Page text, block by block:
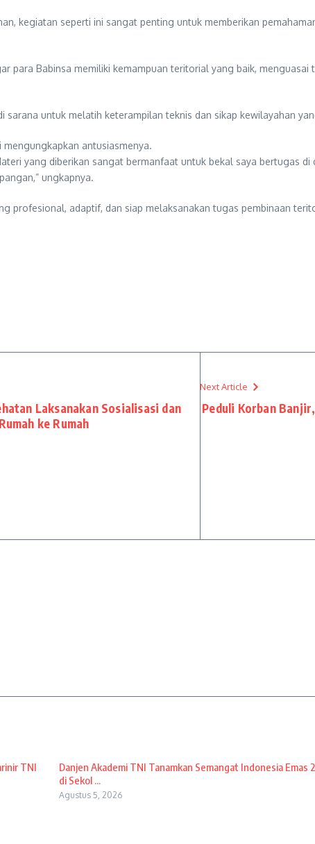
kegiatan seperti ini sangat penting untuk memberikan
para Babinsa memiliki kemampuan teritorial yang baik,
untuk melatih keterampilan teknis dan sikap kewilayahan
antusiasmenya.
yang diberikan sangat bermanfaat untuk bekal saya bertugas
ungkapnya.
profesional, adaptif, dan siap melaksanakan tugas pembinaan
Laksanakan Sosialisasi dan
ke Rumah
Next Article
Peduli Korban
TNI
Danjen Akademi TNI Tanamkan Semangat Indonesia Emas
di Sekol ...
Agustus 5, 2026